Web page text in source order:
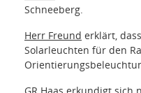
Schneeberg.
Herr Freund erklärt,
Solarleuchten für den